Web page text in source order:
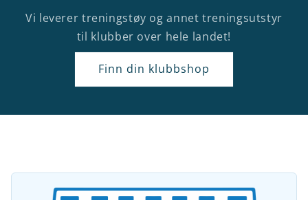
Vi leverer treningstøy og annet treningsutstyr
til klubber over hele landet!
Finn din klubbshop